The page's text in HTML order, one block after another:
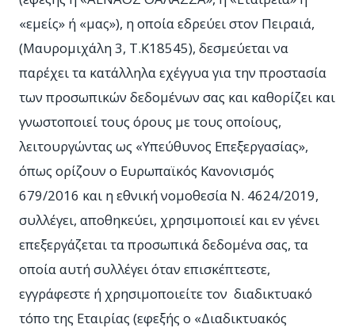
«εμείς» ή «μας»), η οποία εδρεύει στον Πειραιά,
(Μαυρομιχάλη 3, Τ.Κ18545), δεσμεύεται να
παρέχει τα κατάλληλα εχέγγυα για την προστασία
των προσωπικών δεδομένων σας και καθορίζει και
γνωστοποιεί τους όρους με τους οποίους,
λειτουργώντας ως «Υπεύθυνος Επεξεργασίας»,
όπως ορίζουν ο Ευρωπαϊκός Κανονισμός
679/2016 και η εθνική νομοθεσία Ν. 4624/2019,
συλλέγει, αποθηκεύει, χρησιμοποιεί και εν γένει
επεξεργάζεται τα προσωπικά δεδομένα σας, τα
οποία αυτή συλλέγει όταν επισκέπτεστε,
εγγράφεστε ή χρησιμοποιείτε τον διαδικτυακό
τόπο της Εταιρίας (εφεξής ο «Διαδικτυακός